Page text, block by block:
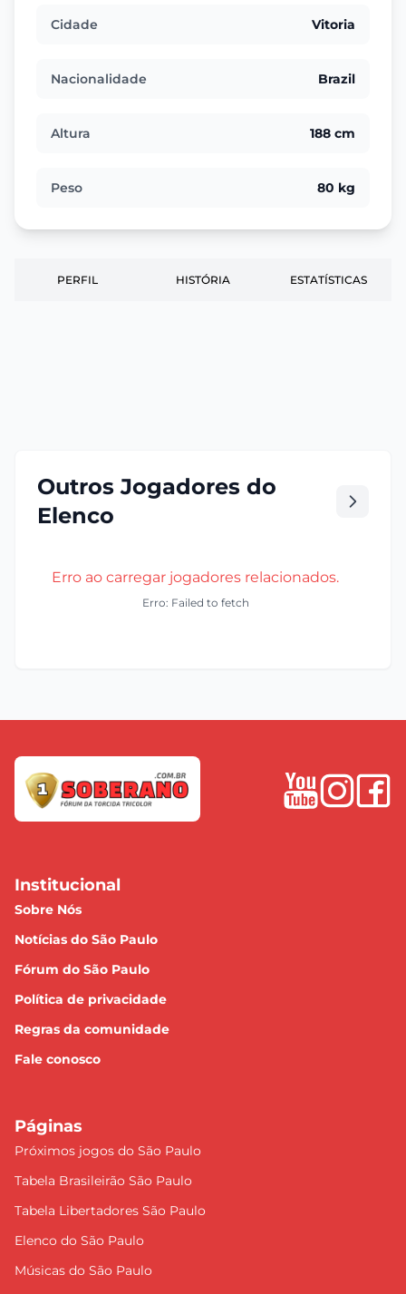
Cidade Vitoria
Nacionalidade Brazil
Altura 188 cm
Peso 80 kg
PERFIL HISTÓRIA ESTATÍSTICAS
Outros Jogadores do
Elenco
Erro ao carregar jogadores relacionados.
Erro: Failed to fetch
Institucional
Sobre Nós
Notícias do São Paulo
Fórum do São Paulo
Política de privacidade
Regras da comunidade
Fale conosco
Páginas
Próximos jogos do São Paulo
Tabela Brasileirão São Paulo
Tabela Libertadores São Paulo
Elenco do São Paulo
Músicas do São Paulo